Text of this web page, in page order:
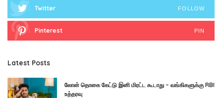
Twitter FOLLOW
Pinterest PIN
Latest Posts
லோன் தொகை கேட்டு இனி மிரட்ட கூடாது – வங்கிகளுக்கு RBI
உத்தரவு